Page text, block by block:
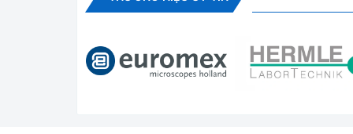
+ Có
người
Có